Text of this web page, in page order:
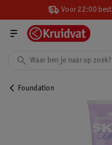
Voor 22:00
Foundation